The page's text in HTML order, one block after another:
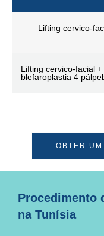
Lifting cervico-
Lifting cervico-facial +
blefaroplastia 4
OBTER
Procedimento
na Tunísia